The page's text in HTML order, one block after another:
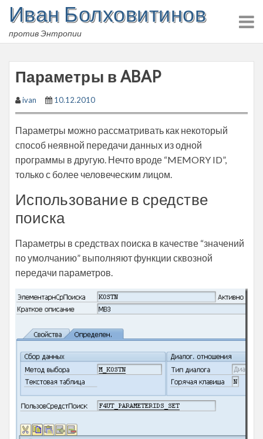
Skip
content
Иван Болховитинов
против Энтропии
Параметры в ABAP
ivan 10.12.2010
Параметры можно рассматривать как некоторый
способ неявной передачи данных из одной
программы в другую. Нечто вроде “MEMORY ID”,
только с более человеческим лицом.
Использование в средстве
поиска
Параметры в средствах поиска в качестве “значений
по умолчанию” выполняют функции сквозной
передачи параметров.